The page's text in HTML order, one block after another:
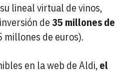
lineal virtual de vinos,
de35 millones de
millones de euros).
en la web de Aldi,el